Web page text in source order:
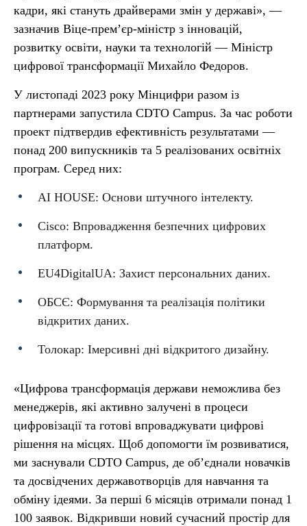
кадри, які стануть драйверами змін у державі», —
зазначив Віце-прем’єр-міністр з інновацій,
розвитку освіти, науки та технологій — Міністр
цифрової трансформації Михайло Федоров.
У листопаді 2023 року Мінцифри разом із
партнерами запустила CDTO Campus. За час роботи
проект підтвердив ефективність результатами —
понад 200 випускників та 5 реалізованих освітніх
програм. Серед них:
AI HOUSE: Основи штучного інтелекту.
Cisco: Впровадження безпечних цифрових
платформ.
EU4DigitalUA: Захист персональних даних.
ОБСЄ: Формування та реалізація політики
відкритих даних.
Толокар: Імерсивні дні відкритого дизайну.
«Цифрова трансформація держави неможлива без
менеджерів, які активно залучені в процеси
цифровізації та готові впроваджувати цифрові
рішення на місцях. Щоб допомогти їм розвиватися,
ми заснували CDTO Campus, де об’єднали новачків
та досвідчених державотворців для навчання та
обміну ідеями. За перші 6 місяців отримали понад 1
100 заявок. Відкривши новий сучасний простір для